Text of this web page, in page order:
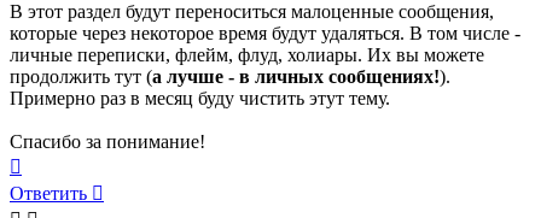
В этот раздел будут переноситься малоценные сообщения,
которые через некоторое время будут удаляться. В том числе -
личные переписки, флейм, флуд, холиары. Их вы можете
продолжить тут (а лучше - в личных сообщениях!).
Примерно раз в месяц буду чистить этут тему.
Спасибо за понимание!
к
началу
Ответить